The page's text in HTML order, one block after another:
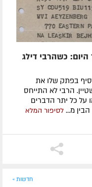
כשהרבי דילג
בפתק שלו את
הרבי לא התייחס
על כל יתר הדברים
מ... לסיפור המלא
חדשות »